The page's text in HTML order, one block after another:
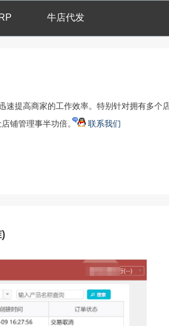
牛店代发
速提高商家的工作效率。特别针对拥有多个
店铺管理事半功倍。
联系我们